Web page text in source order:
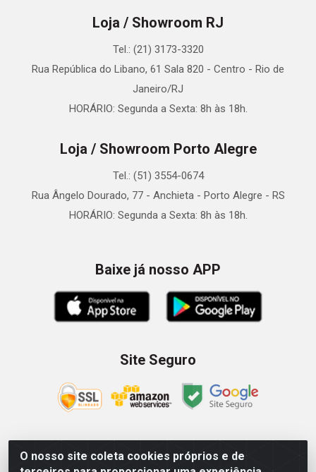
O nosso site coleta cookies próprios e de
Loja / Showroom RJ
Tel.: (21) 3173-3320
Rua República do Libano, 61 Sala 820 - Centro - Rio de
Janeiro/RJ
HORÁRIO: Segunda a Sexta: 8h às 18h.
Loja / Showroom Porto Alegre
Tel.: (51) 3554-0674
Rua Ângelo Dourado, 77 - Anchieta - Porto Alegre - RS
HORÁRIO: Segunda a Sexta: 8h às 18h.
Baixe já nosso APP
Site Seguro
Zein Importação e Comércio LTDA - Av. Senador Queiróz, 274